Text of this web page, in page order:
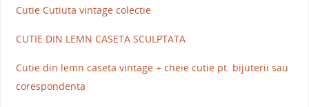
Cutie Cutiuta vintage colectie
CUTIE DIN LEMN CASETA SCULPTATA
Cutie din lemn caseta vintage + cheie cutie pt. bijuterii sau
corespondenta